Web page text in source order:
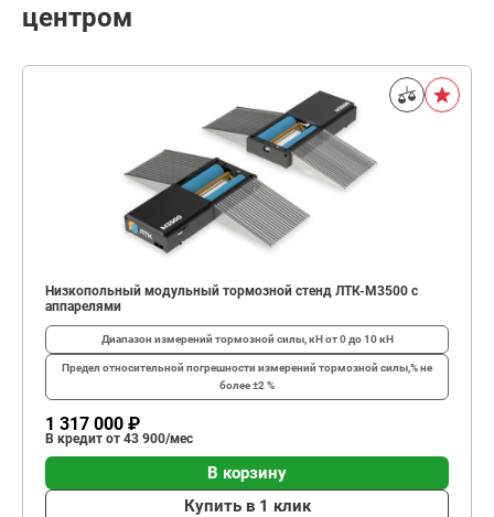
центром
Низкопольный модульный тормозной стенд ЛТК-М3500 с
аппарелями
Диапазон измерений тормозной силы, кНот 0 до 10 кН
Предел относительной погрешности измерений тормозной силы,%не
более ±2 %
1 317 000 ₽
В кредит от 43 900/мес
В корзину
Купить в 1 клик